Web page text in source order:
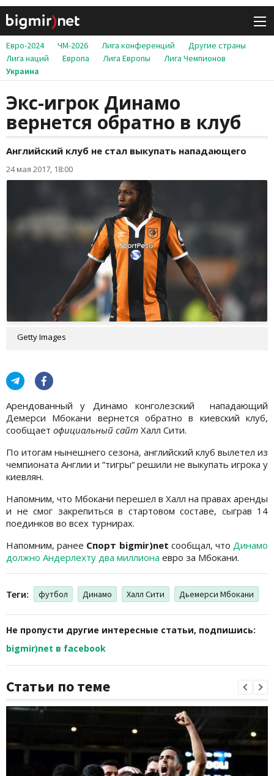
Евро-2024 ЧМ-2026 Лига конференций
Другие страны
Лига наций
Европа Лига Европы
Лига Чемпионов
Украина
Экс-игрок Динамо
вернется обратно в клуб
Английский клуб не стал выкупать нападающего
24 мая 2017, 18:00
Getty Images
Арендованный у Динамо конголезский нападающий
Демерси Мбокани вернется обратно в киевский клуб,
сообщает официальный сайт Халл Сити.
По итогам нынешнего сезона, английский клуб вылетел из
чемпионата Англии и “тигры“ решили не выкупать игрока у
киевлян.
Напомним, что Мбокани перешел в Халл на правах аренды
и не смог закрепиться в стартовом составе, сыграв 14
поединков во всех турнирах.
Напомним, ранее Спорт bigmir)net сообщал, что Динамо
должно Андерлехту два миллиона евро за Мбокани.
Теги: футбол Динамо Халл Сити Дьемерси Мбокани
Не пропусти другие интересные статьи, подпишись:
bigmir)net в facebook
Статьи по теме